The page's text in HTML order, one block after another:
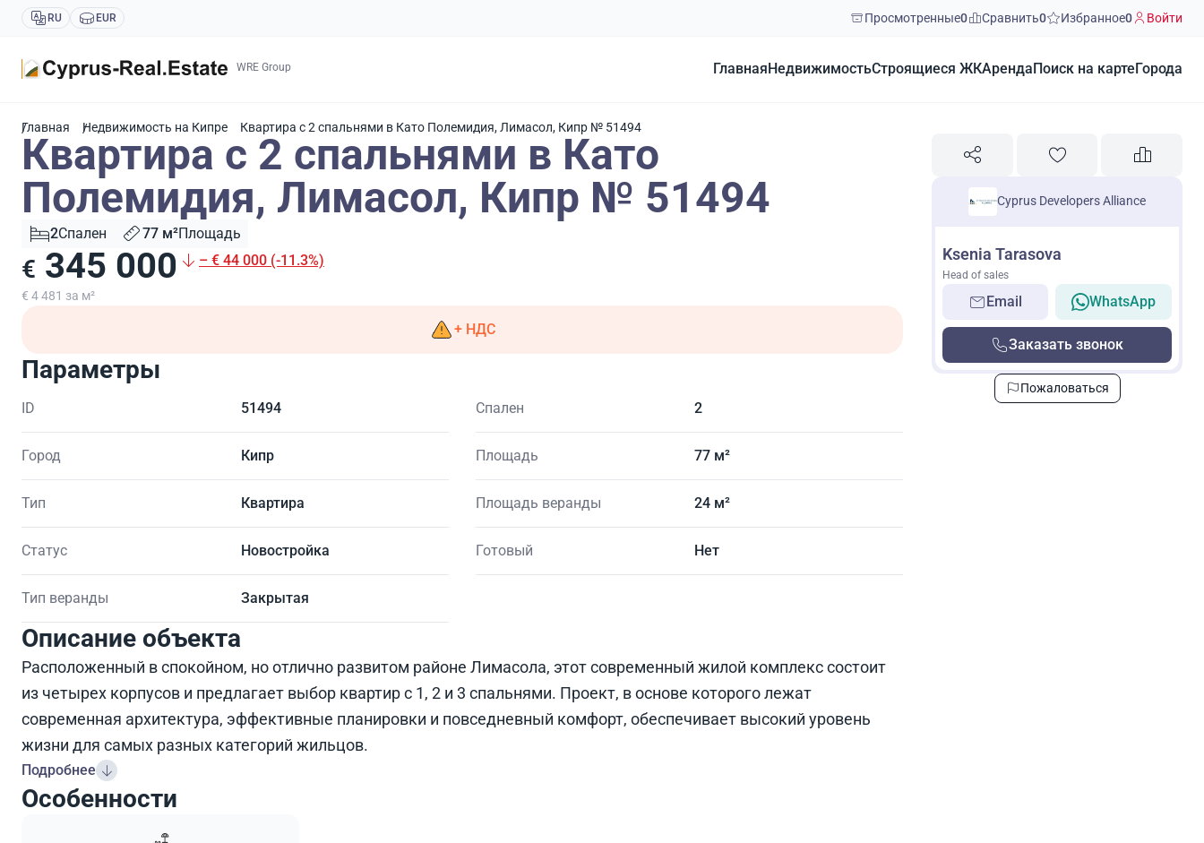
RU EUR Просмотренные0 Сравнить0 Избранное0 Войти
WRE Group Главная НедвижимостьСтроящиеся ЖКАренда Поиск на карте Города
Главная Недвижимость на Кипре Квартира с 2 спальнями в Като Полемидия, Лимасол, Кипр № 51494
Квартира с 2 спальнями в Като
Полемидия, Лимасол, Кипр № 51494
2Спален 77 м²Площадь
€ 345 000 – € 44 000 (-11.3%)
€ 4 481 за м²
+ НДС
Параметры
ID 51494
Город Кипр
Тип Квартира
Статус Новостройка
Тип веранды Закрытая
Спален 2
Площадь 77 м²
Площадь веранды 24 м²
Готовый Нет
Описание объекта
Расположенный в спокойном, но отлично развитом районе Лимасола, этот современный жилой комплекс состоит
из четырех корпусов и предлагает выбор квартир с 1, 2 и 3 спальнями. Проект, в основе которого лежат
современная архитектура, эффективные планировки и повседневный комфорт, обеспечивает высокий уровень
жизни для самых разных категорий жильцов.
Подробнее
Особенности
Cyprus Developers Alliance
Ksenia Tarasova
Head of sales
Email WhatsApp
Заказать звонок
Пожаловаться